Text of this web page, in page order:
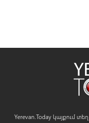
Yerevan.Today կայքում